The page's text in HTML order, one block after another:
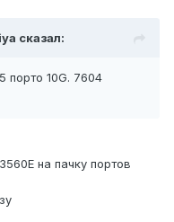
сказал:
порто 10G. 7604
на пачку портов